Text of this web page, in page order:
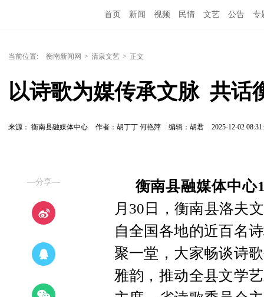
首页 新闻 视频 民情 文艺 公告 专
当前位置: 衡南新闻网 > 清泉文艺 > 正文
以诗歌为媒传承文脉  共话
来源： 衡南县融媒体中心 作者：胡丁丁 何艳萍 编辑：胡君 2025-12-02
—分享—
衡南县融媒体中心
月30日，衡南县洛夫
自全国各地的近百名
聚一堂，大家畅谈诗
雅韵，推动全县文学